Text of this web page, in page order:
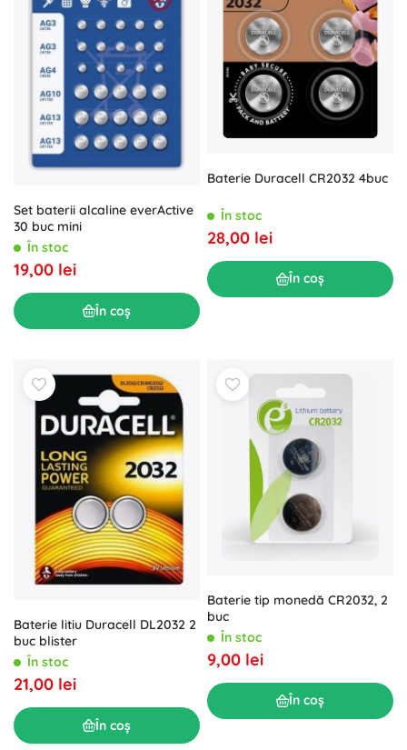
Set baterii alcaline everActive
30 buc mini
În stoc
19,00 lei
În coș
Baterie Duracell CR2032 4buc
În stoc
28,00 lei
În coș
Baterie litiu Duracell DL2032 2
buc blister
În stoc
21,00 lei
În coș
Baterie tip monedă CR2032, 2
buc
În stoc
9,00 lei
În coș